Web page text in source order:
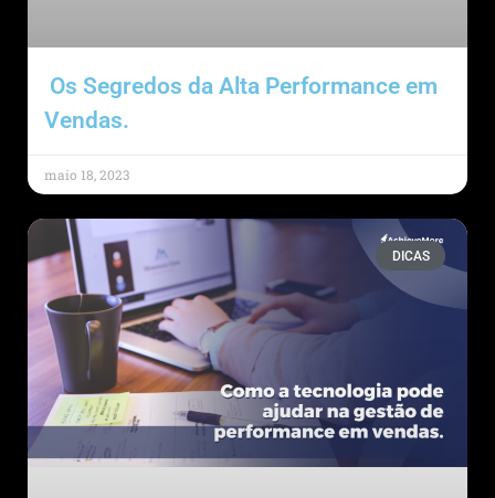
Os Segredos da Alta Performance em
Vendas.
maio 18, 2023
DICAS